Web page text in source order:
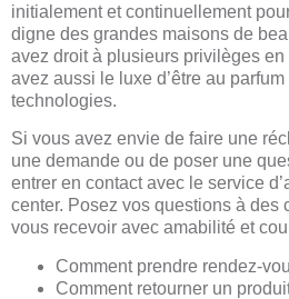
initialement et continuellement
digne des grandes maisons de
avez droit à plusieurs privilèges
avez aussi le luxe d’être au
technologies.
Si vous avez envie de faire une
une demande ou de poser une
entrer en contact avec le service
center. Posez vos questions à des
vous recevoir avec amabilité et
Comment prendre rendez-
Comment retourner un